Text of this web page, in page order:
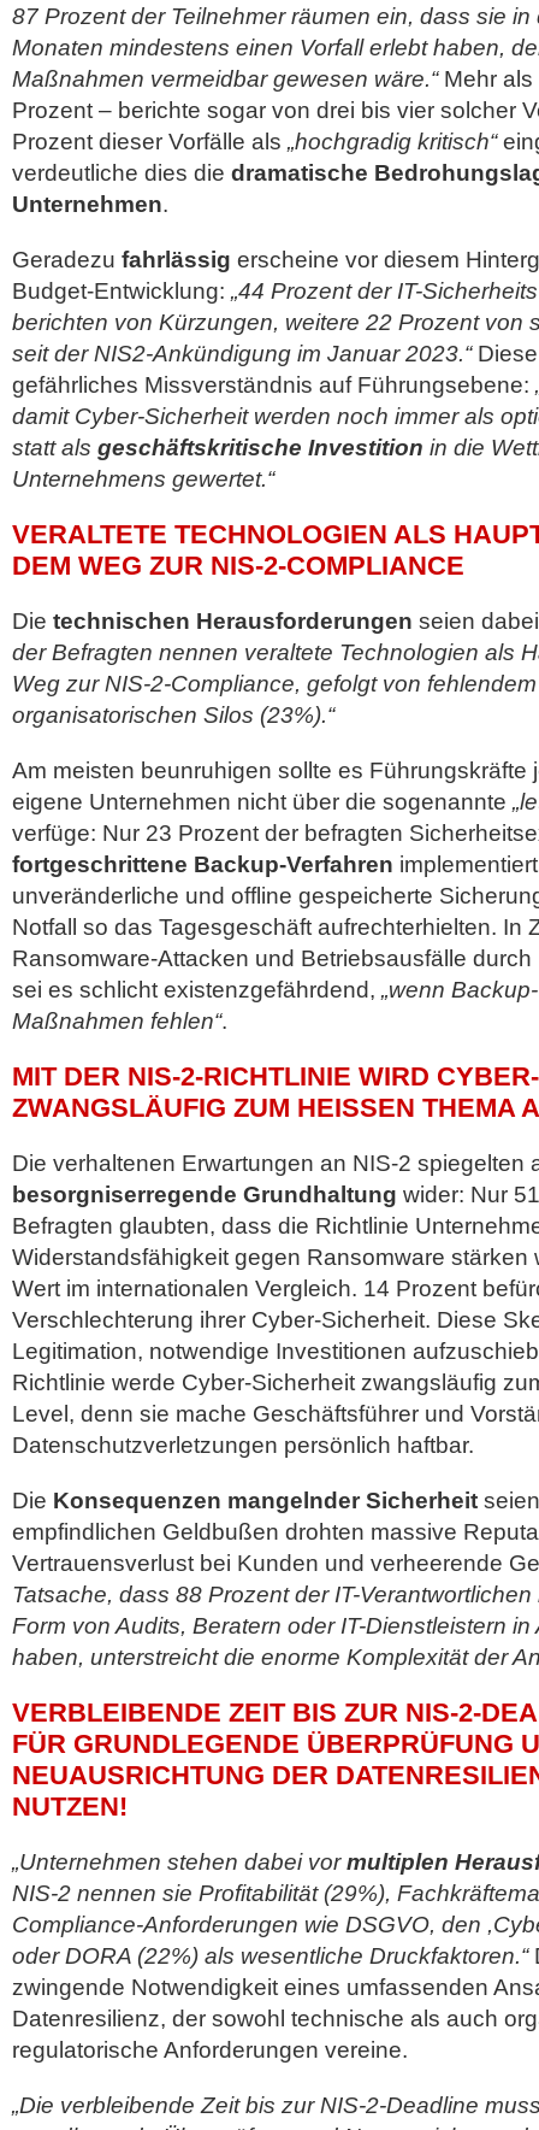
87 Prozent der Teilnehmer räumen ein, dass sie
Monaten mindestens einen Vorfall erlebt haben,
Maßnahmen vermeidbar gewesen wäre.“Mehr als
Prozent – berichte sogar von drei bis vier solcher
Prozent dieser Vorfälle als „hochgradig kritisch“
verdeutliche dies die dramatische
Unternehmen.
Geradezu fahrlässig erscheine vor diesem
Budget-Entwicklung: „44 Prozent der IT-
berichten von Kürzungen, weitere 22 Prozent von
seit der NIS2-Ankündigung im Januar 2023.“Diese
gefährliches Missverständnis auf Führungsebene:
damit Cyber-Sicherheit werden noch immer als
statt als geschäftskritische Investition in die
Unternehmens gewertet.“
VERALTETE TECHNOLOGIEN ALS
DEM WEG ZUR NIS-2-COMPLIANCE
Die technischen Herausforderungen seien
der Befragten nennen veraltete Technologien als
Weg zur NIS-2-Compliance, gefolgt von
organisatorischen Silos (23%).“
Am meisten beunruhigen sollte es Führungskräfte
eigene Unternehmen nicht über die sogenannte
verfüge: Nur 23 Prozent der befragten
fortgeschrittene Backup-Verfahren
unveränderliche und offline gespeicherte
Notfall so das Tagesgeschäft aufrechterhielten. In
Ransomware-Attacken und Betriebsausfälle
sei es schlicht existenzgefährdend, „wenn
Maßnahmen fehlen“.
MIT DER NIS-2-RICHTLINIE WIRD
ZWANGSLÄUFIG ZUM HEISSEN THEMA
Die verhaltenen Erwartungen an NIS-2 spiegelten
besorgniserregende Grundhaltung wider: Nur
Befragten glaubten, dass die Richtlinie
Widerstandsfähigkeit gegen Ransomware stärken
Wert im internationalen Vergleich. 14 Prozent
Verschlechterung ihrer Cyber-Sicherheit. Diese
Legitimation, notwendige Investitionen
Richtlinie werde Cyber-Sicherheit zwangsläufig
Level, denn sie mache Geschäftsführer und
Datenschutzverletzungen persönlich haftbar.
Die Konsequenzen mangelnder Sicherheit
empfindlichen Geldbußen drohten massive
Vertrauensverlust bei Kunden und verheerende
Tatsache, dass 88 Prozent der IT-
Form von Audits, Beratern oder IT-Dienstleistern
haben, unterstreicht die enorme Komplexität der
VERBLEIBENDE ZEIT BIS ZUR NIS-2-
FÜR GRUNDLEGENDE ÜBERPRÜFUNG
NEUAUSRICHTUNG DER
NUTZEN!
„Unternehmen stehen dabei vormultiplen
NIS-2 nennen sie Profitabilität (29%),
Compliance-Anforderungen wie DSGVO, den
oder DORA (22%) als wesentliche Druckfaktoren.“
zwingende Notwendigkeit eines umfassenden
Datenresilienz, der sowohl technische als auch
regulatorische Anforderungen vereine.
„Die verbleibende Zeit bis zur NIS-2-Deadline